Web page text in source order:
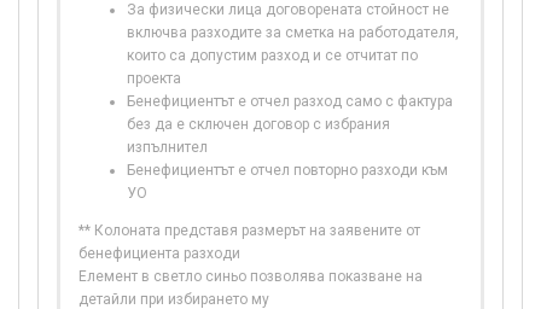
За физически лица договорената стойност не
включва разходите за сметка на работодателя,
които са допустим разход и се отчитат по
проекта
Бенефициентът е отчел разход само с фактура
без да е сключен договор с избрания
изпълнител
Бенефициентът е отчел повторно разходи към
УО
** Колоната представя размерът на заявените от
бенефициента разходи
Елемент в светло синьо позволява показване на
детайли при избирането му